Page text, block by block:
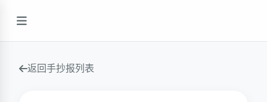
返回手抄报列表